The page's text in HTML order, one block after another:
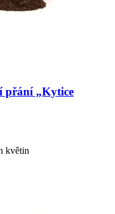
přání „Kytice
květin